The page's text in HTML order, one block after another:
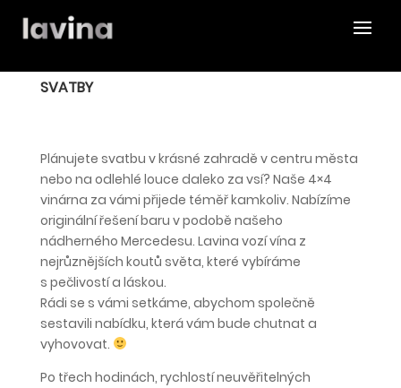
SVATBY
Plánujete svatbu v krásné zahradě v centru města
nebo na odlehlé louce daleko za vsí? Naše 4×4
vinárna za vámi přijede téměř kamkoliv. Nabízíme
originální řešení baru v podobě našeho
nádherného Mercedesu. Lavina vozí vína z
nejrůznějších koutů světa, které vybíráme
s pečlivostí a láskou.
Rádi se s vámi setkáme, abychom společně
sestavili nabídku, která vám bude chutnat a
vyhovovat.
Po třech hodinách, rychlostí neuvěřitelných